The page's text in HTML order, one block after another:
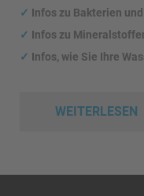
✓ Infos zu Bakterien
✓ Infos zu
✓ Infos, wie Sie Ihre
WEITERLESEN